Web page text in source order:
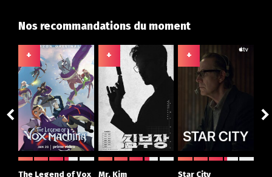
Nos recommandations du moment
+
The Legend of Vox
+
Mr. Kim
+
Star City